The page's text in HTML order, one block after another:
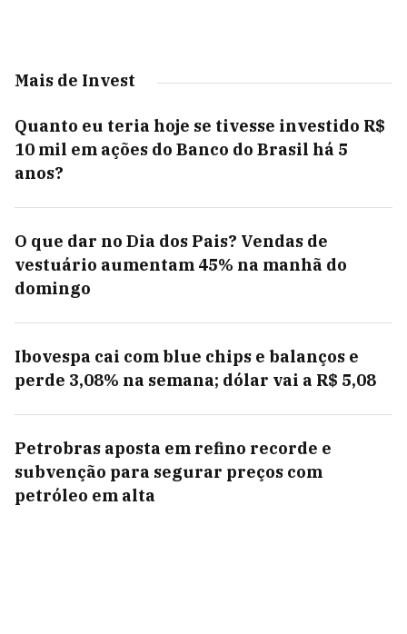
Mais de Invest
Quanto eu teria hoje se tivesse investido R$
10 mil em ações do Banco do Brasil há 5
anos?
O que dar no Dia dos Pais? Vendas de
vestuário aumentam 45% na manhã do
domingo
Ibovespa cai com blue chips e balanços e
perde 3,08% na semana; dólar vai a R$ 5,08
Petrobras aposta em refino recorde e
subvenção para segurar preços com
petróleo em alta